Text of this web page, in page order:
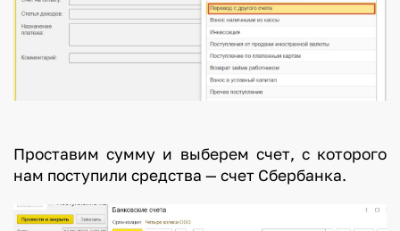
Проставим сумму и выберем счет, с которого
нам поступили средства — счет Сбербанка.